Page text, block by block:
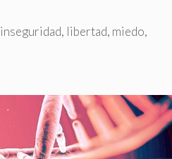
inseguridad, libertad, miedo,